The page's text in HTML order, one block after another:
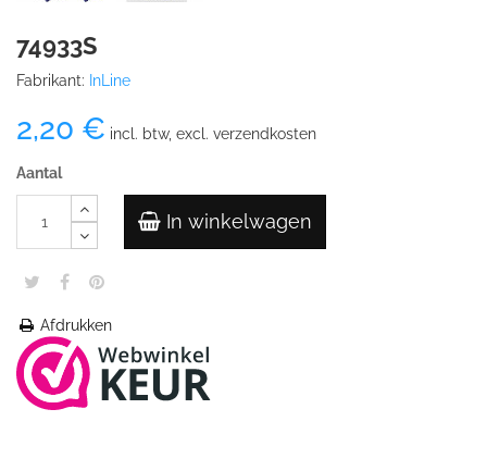
74933S
Fabrikant: InLine
2,20 € incl. btw, excl. verzendkosten
Aantal
In winkelwagen
Afdrukken